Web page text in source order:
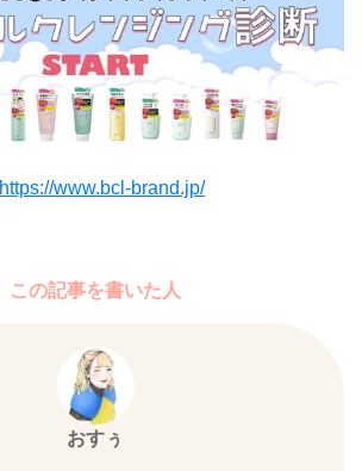
https://www.bcl-brand.jp/
この記事を書いた人
おすぅ